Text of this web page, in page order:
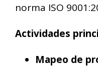
norma ISO
Actividades
Mapeo de